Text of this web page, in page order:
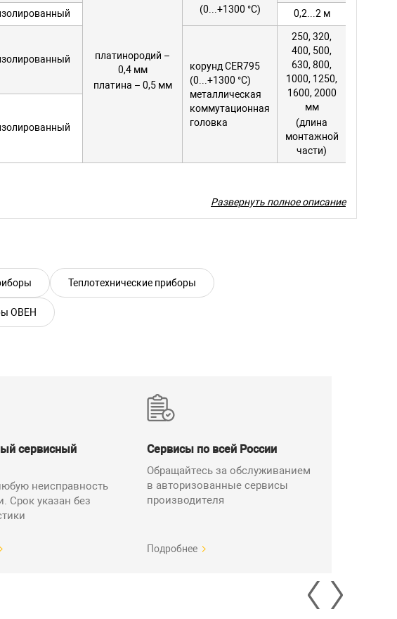
платинородий –
0,4 мм
платина – 0,5 мм
(0...+1300 °С)
0,2...2 м
корунд CER795
(0...+1300 °С)
металлическая
коммутационная
головка
250, 320,
400, 500,
630, 800,
1000, 1250,
1600, 2000
мм
(длина
монтажной
части)
части – варьируется в зависимости от общей длины
ДТПХ145, ДТПХ155
Развернуть полное описание
Теплотехнические приборы
ОВЕН
сервисный
неисправность
Срок указан без
Сервисы по всей России
Обращайтесь за обслуживанием
в авторизованные сервисы
производителя
Подробнее